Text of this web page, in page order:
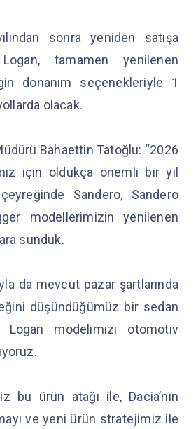
sonra yeniden satışa
tamamen yenilenen
donanım seçenekleriyle 1
olacak.
Bahaettin Tatoğlu: “2026
için oldukça önemli bir yıl
Sandero, Sandero
modellerimizin yenilenen
sunduk.
da mevcut pazar şartlarında
düşündüğümüz bir sedan
Logan modelimizi otomotiv
bu ürün atağı ile, Dacia’nın
ve yeni ürün stratejimiz ile